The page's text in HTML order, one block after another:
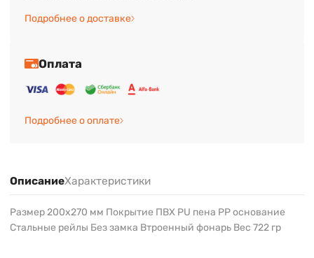
Подробнее о доставке
Оплата
Подробнее о оплате
ОписаниеХарактеристики
Размер 200х270 мм Покрытие ПВХ PU пена PP основание
Стальные рейлы Без замка Втроенный фонарь Вес 722 гр